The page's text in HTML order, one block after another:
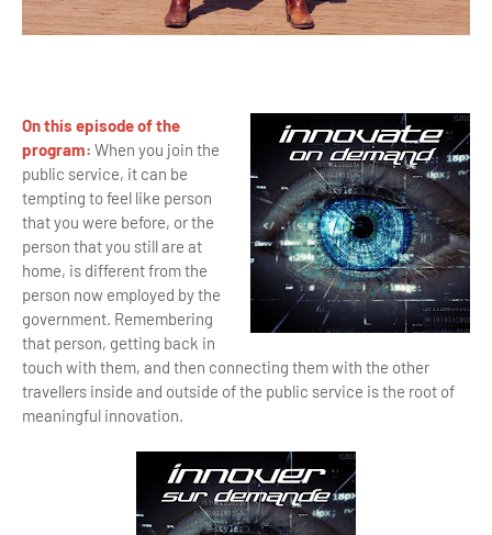
On this episode of the
program: When you join the
public service, it can be
tempting to feel like person
that you were before, or the
person that you still are at
home, is different from the
person now employed by the
government. Remembering
that person, getting back in
touch with them, and then connecting them with the other
travellers inside and outside of the public service is the root of
meaningful innovation.